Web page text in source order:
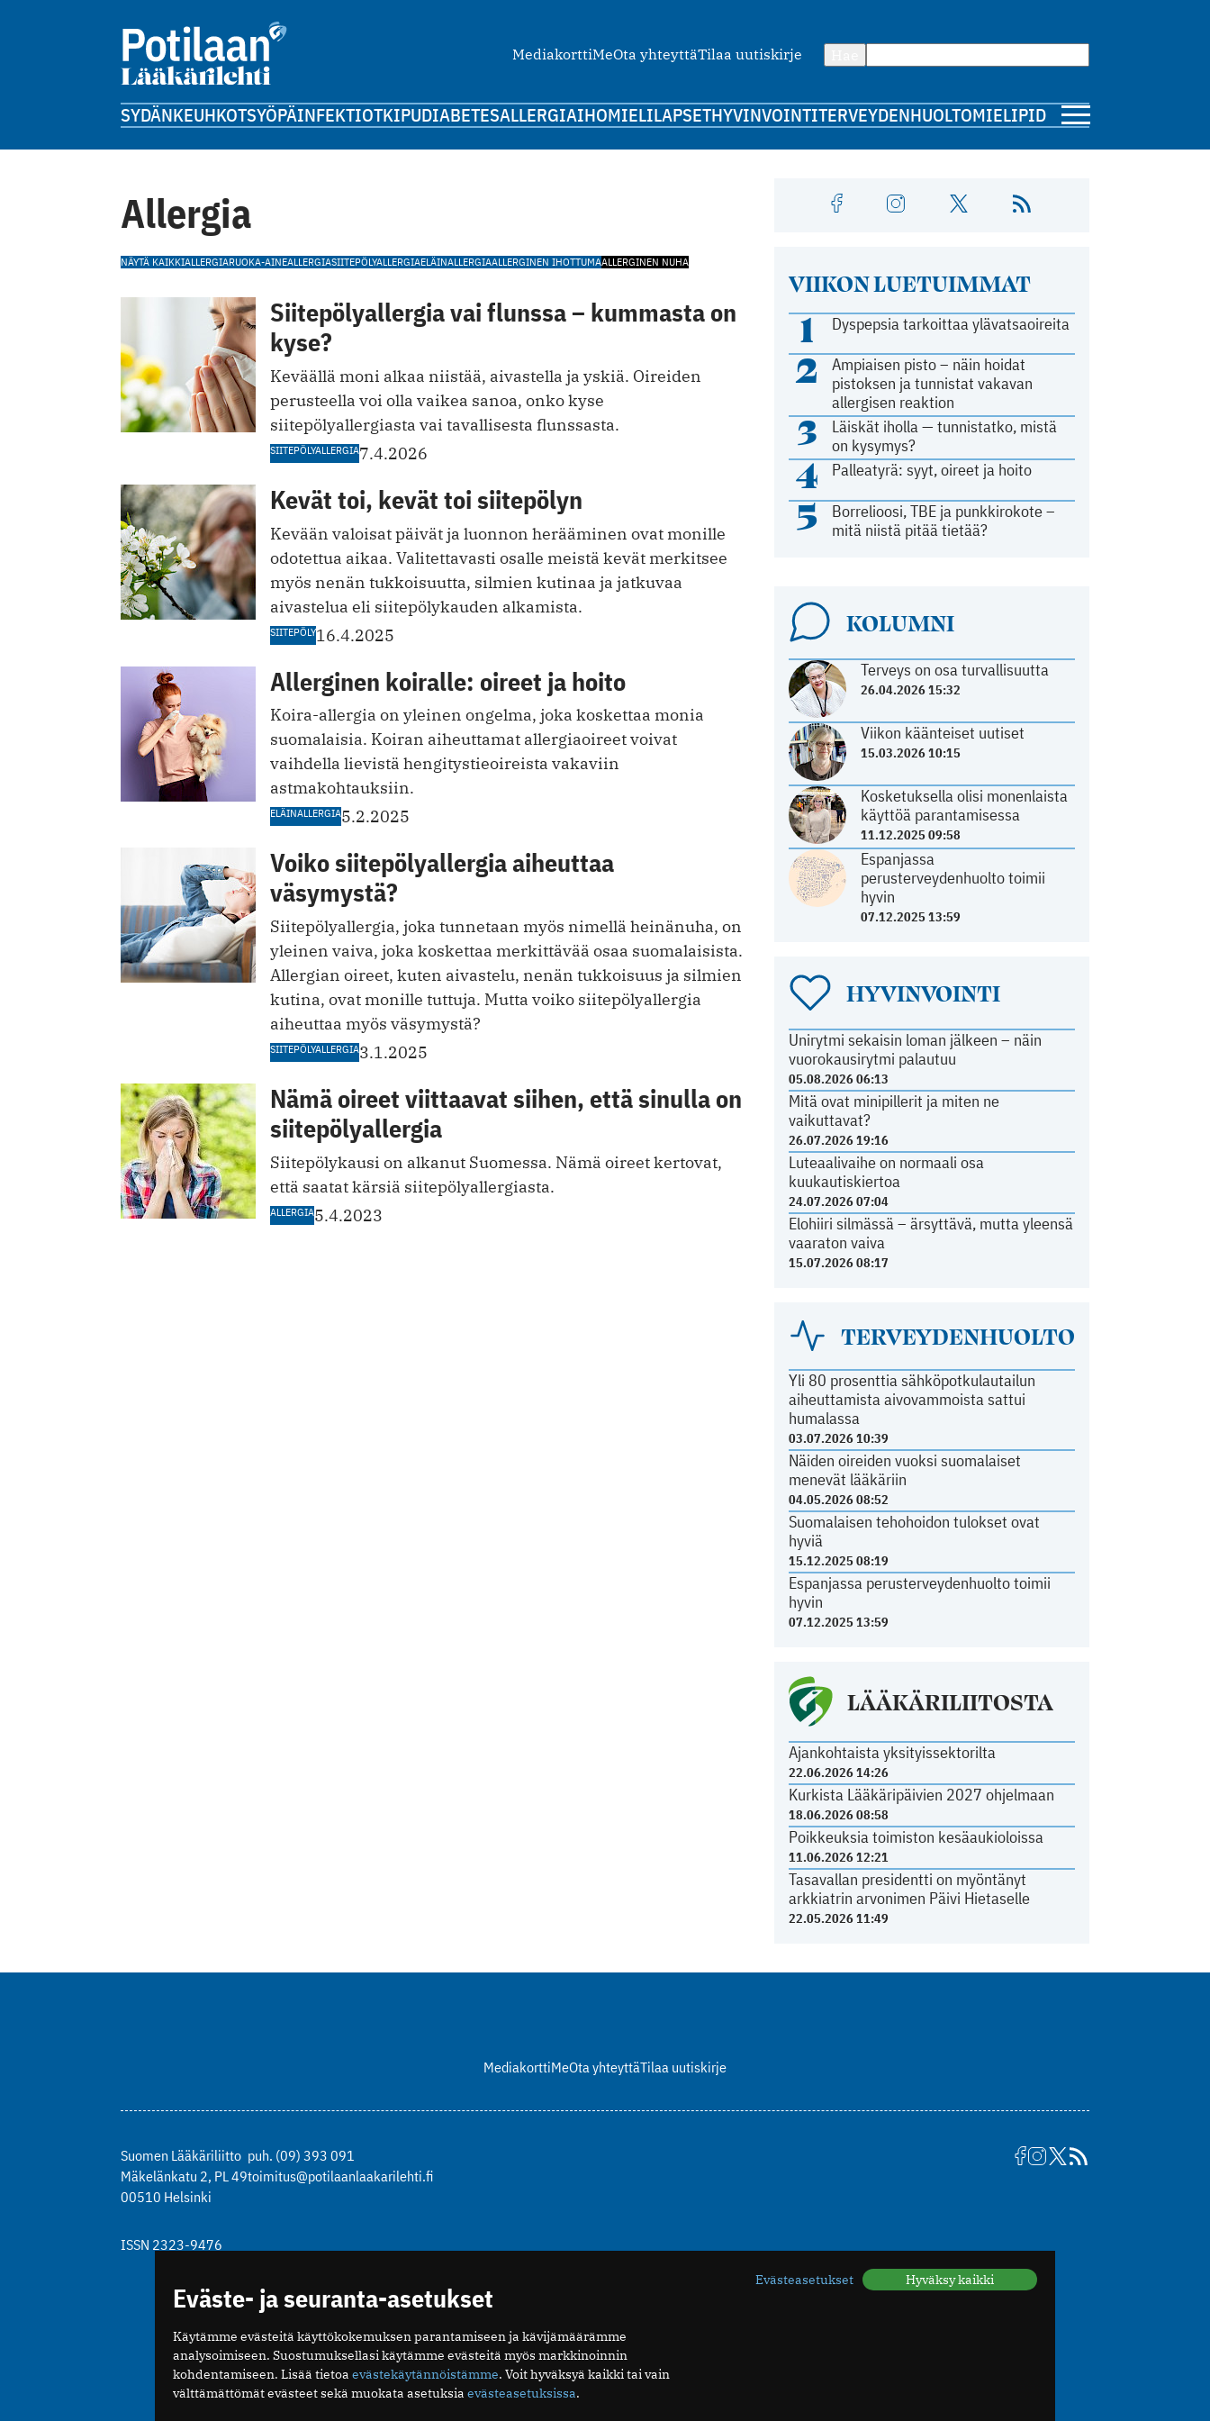
MediakorttiMeOta yhteyttäTilaa uutiskirje
SYDÄNKEUHKOTSYÖPÄINFEKTIOTKIPUDIABETESALLERGIAIHOMIELILAPSETHYVINVOINTITERVEYDENHUOLTOMIELIPIDE
Allergia
NÄYTÄ KAIKKIALLERGIARUOKA-AINEALLERGIASIITEPÖLYALLERGIAELÄINALLERGIAALLERGINEN IHOTTUMAALLERGINEN NUHA
Siitepölyallergia vai flunssa – kummasta on
kyse?
Keväällä moni alkaa niistää, aivastella ja yskiä. Oireiden
perusteella voi olla vaikea sanoa, onko kyse
siitepölyallergiasta vai tavallisesta flunssasta.
SIITEPÖLYALLERGIA7.4.2026
Kevät toi, kevät toi siitepölyn
Kevään valoisat päivät ja luonnon herääminen ovat monille
odotettua aikaa. Valitettavasti osalle meistä kevät merkitsee
myös nenän tukkoisuutta, silmien kutinaa ja jatkuvaa
aivastelua eli siitepölykauden alkamista.
SIITEPÖLY16.4.2025
Allerginen koiralle: oireet ja hoito
Koira-allergia on yleinen ongelma, joka koskettaa monia
suomalaisia. Koiran aiheuttamat allergiaoireet voivat
vaihdella lievistä hengitystieoireista vakaviin
astmakohtauksiin.
ELÄINALLERGIA5.2.2025
Voiko siitepölyallergia aiheuttaa
väsymystä?
Siitepölyallergia, joka tunnetaan myös nimellä heinänuha, on
yleinen vaiva, joka koskettaa merkittävää osaa suomalaisista.
Allergian oireet, kuten aivastelu, nenän tukkoisuus ja silmien
kutina, ovat monille tuttuja. Mutta voiko siitepölyallergia
aiheuttaa myös väsymystä?
SIITEPÖLYALLERGIA3.1.2025
Nämä oireet viittaavat siihen, että sinulla on
siitepölyallergia
Siitepölykausi on alkanut Suomessa. Nämä oireet kertovat,
että saatat kärsiä siitepölyallergiasta.
ALLERGIA5.4.2023
VIIKON LUETUIMMAT
1 Dyspepsia tarkoittaa ylävatsaoireita
2
Ampiaisen pisto – näin hoidat
pistoksen ja tunnistat vakavan
allergisen reaktion
3
Läiskät iholla — tunnistatko, mistä
on kysymys?
4 Palleatyrä: syyt, oireet ja hoito
5
Borrelioosi, TBE ja punkkirokote –
mitä niistä pitää tietää?
KOLUMNI
Terveys on osa turvallisuutta
26.04.2026 15:32
Viikon käänteiset uutiset
15.03.2026 10:15
Kosketuksella olisi monenlaista
käyttöä parantamisessa
11.12.2025 09:58
Espanjassa
perusterveydenhuolto toimii
hyvin
07.12.2025 13:59
HYVINVOINTI
Unirytmi sekaisin loman jälkeen – näin
vuorokausirytmi palautuu
05.08.2026 06:13
Mitä ovat minipillerit ja miten ne
vaikuttavat?
26.07.2026 19:16
Luteaalivaihe on normaali osa
kuukautiskiertoa
24.07.2026 07:04
Elohiiri silmässä – ärsyttävä, mutta yleensä
vaaraton vaiva
15.07.2026 08:17
TERVEYDENHUOLTO
Yli 80 prosenttia sähköpotkulautailun
aiheuttamista aivovammoista sattui
humalassa
03.07.2026 10:39
Näiden oireiden vuoksi suomalaiset
menevät lääkäriin
04.05.2026 08:52
Suomalaisen tehohoidon tulokset ovat
hyviä
15.12.2025 08:19
Espanjassa perusterveydenhuolto toimii
hyvin
07.12.2025 13:59
LÄÄKÄRILIITOSTA
Ajankohtaista yksityissektorilta
22.06.2026 14:26
Kurkista Lääkäripäivien 2027 ohjelmaan
18.06.2026 08:58
Poikkeuksia toimiston kesäaukioloissa
11.06.2026 12:21
Tasavallan presidentti on myöntänyt
arkkiatrin arvonimen Päivi Hietaselle
22.05.2026 11:49
MediakorttiMeOta yhteyttäTilaa uutiskirje
Suomen Lääkäriliitto
Mäkelänkatu 2, PL 49
00510 Helsinki
puh. (09) 393 091
toimitus@potilaanlaakarilehti.fi
ISSN 2323-9476
Eväste- ja seuranta-asetukset
Käytämme evästeitä käyttökokemuksen parantamiseen ja kävijämäärämme
analysoimiseen. Suostumuksellasi käytämme evästeitä myös markkinoinnin
kohdentamiseen. Lisää tietoa evästekäytännöistämme. Voit hyväksyä kaikki tai vain
välttämättömät evästeet sekä muokata asetuksia evästeasetuksissa.
Evästeasetukset Hyväksy kaikki